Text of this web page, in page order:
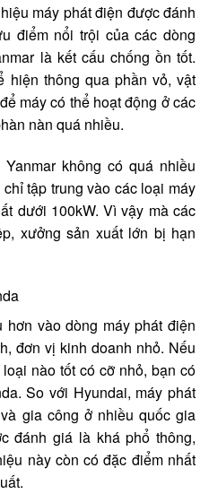
máy phát điện được đánh
điểm nổi trội của các dòng
là kết cấu chống ồn tốt.
hiện thông qua phần vỏ, vật
máy có thể hoạt động ở các
nàn quá nhiều.
không có quá nhiều
tập trung vào các loại máy
dưới 100kW. Vì vậy mà các
xưởng sản xuất lớn bị hạn
hơn vào dòng máy phát điện
đơn vị kinh doanh nhỏ. Nếu
nào tốt có cỡ nhỏ, bạn có
So với Hyundai, máy phát
gia công ở nhiều quốc gia
đánh giá là khá phổ thông,
này còn có đặc điểm nhất